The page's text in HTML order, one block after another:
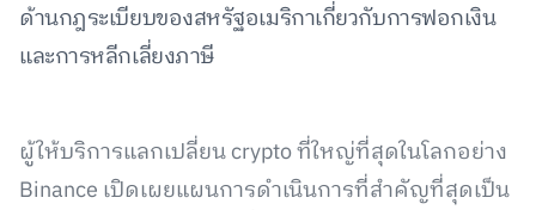
ด้านกฎระเบียบของสหรัฐอเมริกาเกี่ยวกับการฟอกเงิน
และการหลีกเลี่ยงภาษี
ผู้ให้บริการแลกเปลี่ยน crypto ที่ใหญ่ที่สุดในโลกอย่าง
Binance เปิดเผยแผนการดำเนินการที่สำคัญที่สุดเป็น